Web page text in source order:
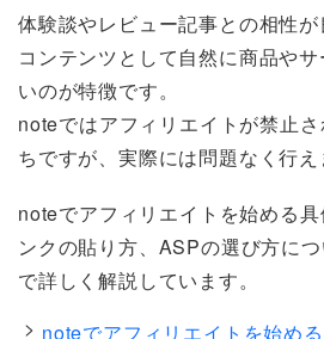
体験談やレビュー記事との相性
コンテンツとして自然に商品や
いのが特徴です。
noteではアフィリエイトが禁止
ちですが、実際には問題なく行え
noteでアフィリエイトを始める
ンクの貼り方、ASPの選び方に
で詳しく解説しています。
noteでアフィリエイトを始め